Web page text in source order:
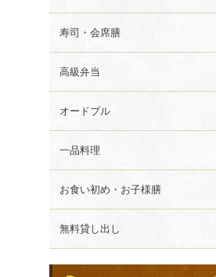
寿司・会席膳
高級弁当
オードブル
一品料理
お食い初め・お子様膳
無料貸し出し